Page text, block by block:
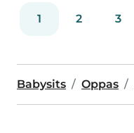
1 2 3
Babysits Oppas